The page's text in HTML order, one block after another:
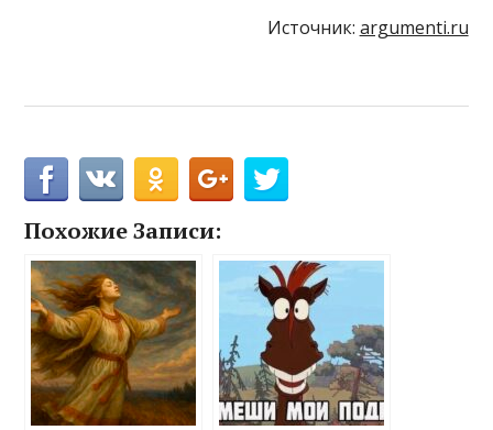
Источник: argumenti.ru
Похожие Записи: